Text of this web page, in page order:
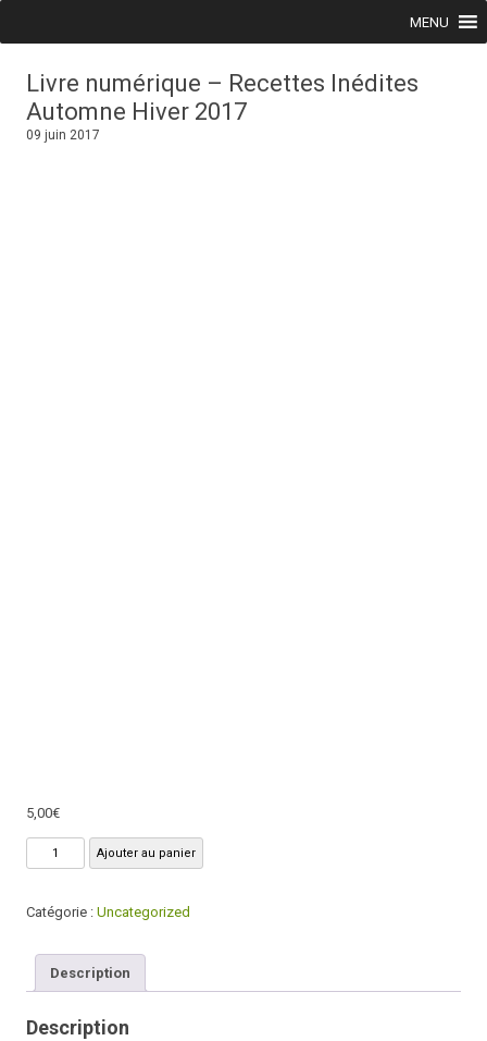
MENU
Livre numérique – Recettes Inédites
Automne Hiver 2017
09 juin 2017
5,00€
quantité
de
numérique
Recettes
Inédites
Automne
Ajouter au panier
Catégorie : Uncategorized
Description
Description